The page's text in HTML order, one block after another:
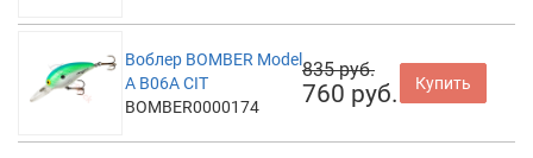
Воблер BOMBER Model
A B06A CIT
BOMBER0000174
835 руб.
760 руб. Купить